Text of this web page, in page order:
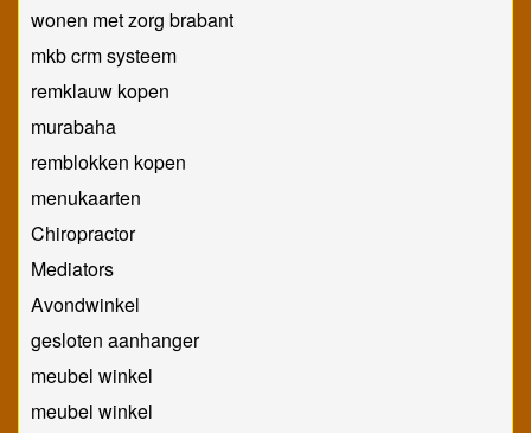
wonen met zorg brabant
mkb crm systeem
remklauw kopen
murabaha
remblokken kopen
menukaarten
Chiropractor
Mediators
Avondwinkel
gesloten aanhanger
meubel winkel
meubel winkel